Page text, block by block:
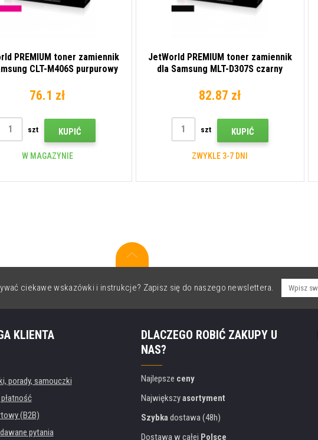
PREMIUM toner zamiennik
CLT-M406S purpurowy
76.1 zł
szt KUPIĆ
W MAGAZYNIE
JetWorld PREMIUM toner zamiennik
dla Samsung MLT-D307S czarny
82.87 zł
szt KUPIĆ
ZWYKLE 3-7 DNI
ciekawe wskazówki i instrukcje? Zapisz się do naszego newslettera.
KLIENTA
porady, samouczki
(B2B)
pytania
DLACZEGO ROBIĆ ZAKUPY U
NAS?
Najlepsze ceny
Największyasortyment
Szybkadostawa (48h)
Dostawa w całej Polsce